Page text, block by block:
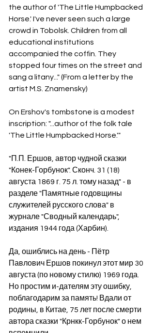
the author of 'The Little Humpbacked
Horse.' I've never seen such a large
crowd in Tobolsk. Children from all
educational institutions
accompanied the coffin. They
stopped four times on the street and
sang a litany..." (From a letter by the
artist M.S. Znamensky)
On Ershov's tombstone is a modest
inscription: "...author of the folk tale
'The Little Humpbacked Horse.'"
"П.П. Ершов, автор чудной сказки
"Конек-Горбунок". Сконч. 31 (18)
августа 1869 г. 75 л. тому назад" - в
разделе "Памятные годовщины
служителей русского слова" в
журнале "Сводный календарь",
издания 1944 года (Харбин).
Да, ошиблись на день - Пётр
Павлович Ершов покинул этот мир 30
августа (по новому стилю) 1969 года.
Но простим и-дателям эту ошибку,
поблагодарим за память! Вдали от
родины, в Китае, 75 лет после смерти
автора сказки "Крнкк-Горбунок" о нем